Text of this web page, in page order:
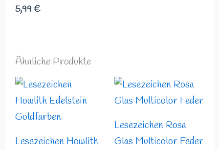
Bewertet
mit
5,99 €
Ähnliche Produkte
Lesezeichen Howlith
Lesezeichen Rosa
Glas Multicolor Feder